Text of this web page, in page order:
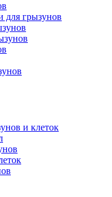
грызунов
и клеток